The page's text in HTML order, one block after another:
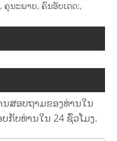
ຄຸນະພາບ, ຄົນອັບເດດ:,
ສອບຖາມຂອງທ່ານໃນ
ກັບທ່ານໃນ 24 ຊົ່ວໂມງ.